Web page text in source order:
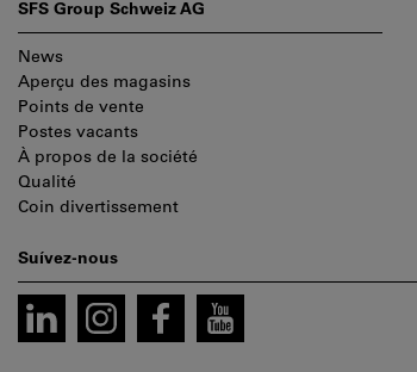
de
page
SFS Group Schweiz AG
News
Aperçu des magasins
Points de vente
Postes vacants
À propos de la société
Qualité
Coin divertissement
Suívez-nous